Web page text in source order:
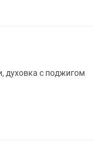
духовка с поджигом